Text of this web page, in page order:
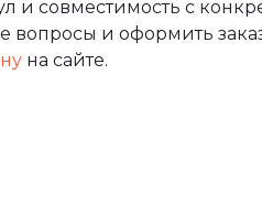
и совместимость с
и оформить
на сайте.